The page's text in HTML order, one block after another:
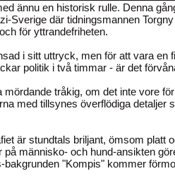
ännu en historisk rulle. Denna
Sverige där tidningsmannen
för yttrandefriheten.
i sitt uttryck, men för att vara en
politik i två timmar - är det
mördande tråkig, om det inte vore
med tillsynes överflödiga detaljer
är stundtals briljant, ömsom platt
på människo- och hund-ansikten
bakgrunden "Kompis" kommer